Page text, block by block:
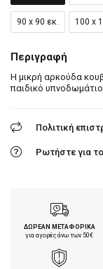
90 x 90 εκ. 100 x
Περιγραφή
Η μικρή αρκούδα
παιδικό
Πολιτική
Ρωτήστε για
ΔΩΡΕΑΝ ΜΕΤΑΦΟΡΙΚΑ
για αγορές άνω των 50€